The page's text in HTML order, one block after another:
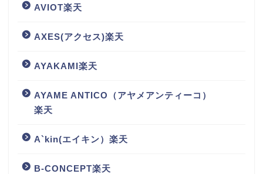
AVIOT楽天
AXES(アクセス)楽天
AYAKAMI楽天
AYAME ANTICO（アヤメアンティーコ）
楽天
A`kin(エイキン）楽天
B-CONCEPT楽天